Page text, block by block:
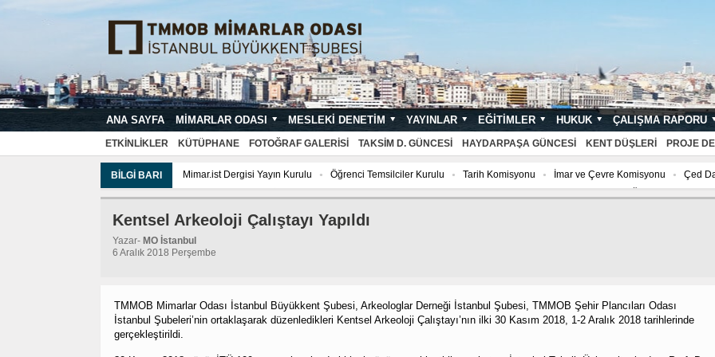
ANA SAYFA MIMARLAR ODASI MESLEKI DENETIM YAYINLAR EĞITIMLER HUKUK ÇALIŞMA RAPORU
ETKINLIKLER KÜTÜPHANE FOTOĞRAF GALERISI TAKSIM D. GÜNCESI HAYDARPAŞA GÜNCESI KENT DÜŞLERI PROJE
BILGI BARIMimar.ist Dergisi Yayın Kurulu Öğrenci Temsilciler Kurulu Tarih Komisyonu İmar ve Çevre Komisyonu Çed
Kentsel Arkeoloji Çalıştayı Yapıldı
Yazar- MO İstanbul
6 Aralık 2018 Perşembe
TMMOB Mimarlar Odası İstanbul Büyükkent Şubesi, Arkeologlar Derneği İstanbul Şubesi, TMMOB Şehir Plancıları Odası
İstanbul Şubeleri’nin ortaklaşarak düzenledikleri Kentsel Arkeoloji Çalıştayı’nın ilki 30 Kasım 2018, 1-2 Aralık 2018 tarihlerinde
gerçekleştirildi.